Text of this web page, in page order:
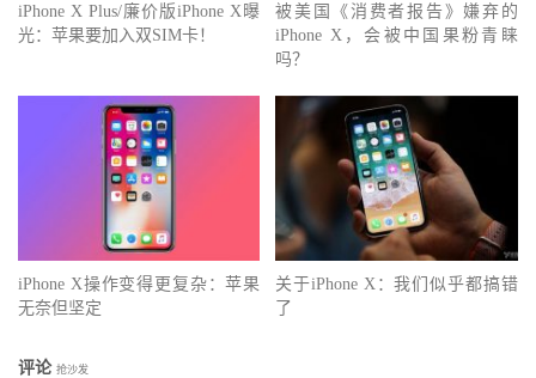
iPhone X Plus/廉价版iPhone X曝
光：苹果要加入双SIM卡！
被美国《消费者报告》嫌弃的
iPhone X，会被中国果粉青睐
吗？
iPhone X操作变得更复杂：苹果
无奈但坚定
关于iPhone X：我们似乎都搞错
了
评论 抢沙发